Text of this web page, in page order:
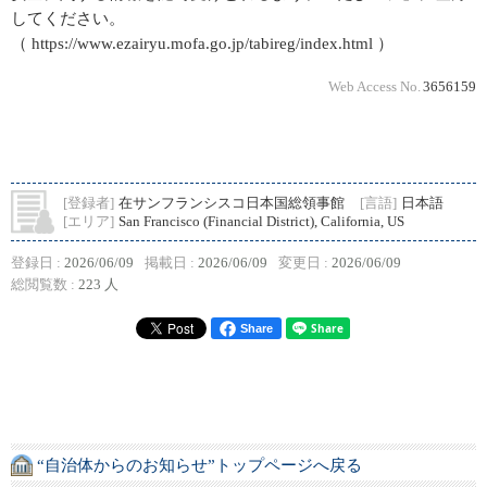
してください。
（ https://www.ezairyu.mofa.go.jp/tabireg/index.html ）
Web Access No. 3656159
[登録者] 在サンフランシスコ日本国総領事館 [言語] 日本語
[エリア] San Francisco (Financial District), California, US
登録日 : 2026/06/09 掲載日 : 2026/06/09 変更日 : 2026/06/09
総閲覧数 : 223 人
Share
“自治体からのお知らせ”トップページへ戻る